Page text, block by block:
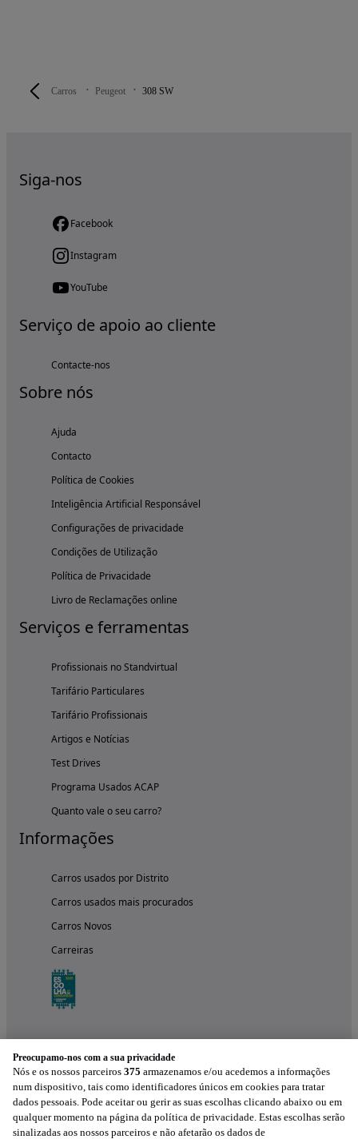
Carros Peugeot 308 SW
Siga-nos
Facebook
Instagram
YouTube
Serviço de apoio ao cliente
Contacte-nos
Sobre nós
Ajuda
Contacto
Política de Cookies
Inteligência Artificial Responsável
Configurações de privacidade
Condições de Utilização
Política de Privacidade
Livro de Reclamações online
Serviços e ferramentas
Profissionais no Standvirtual
Tarifário Particulares
Tarifário Profissionais
Artigos e Notícias
Test Drives
Programa Usados ACAP
Quanto vale o seu carro?
Informações
Carros usados por Distrito
Carros usados mais procurados
Carros Novos
Carreiras
Experimenta a aplicação
Preocupamo-nos com a sua privacidade
Nós e os nossos parceiros 375 armazenamos e/ou acedemos a informações
num dispositivo, tais como identificadores únicos em cookies para tratar
dados pessoais. Pode aceitar ou gerir as suas escolhas clicando abaixo ou em
qualquer momento na página da política de privacidade. Estas escolhas serão
sinalizadas aos nossos parceiros e não afetarão os dados de